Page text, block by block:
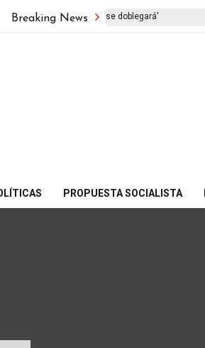
Breaking News
‘El viejo pueblo iraní no se doblegará’
PROPUESTA SOCIALISTA